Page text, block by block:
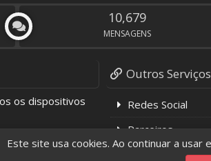
10,679
MENSAGENS
os dispositivos
Outros Serviços
Redes Social
Parceiros